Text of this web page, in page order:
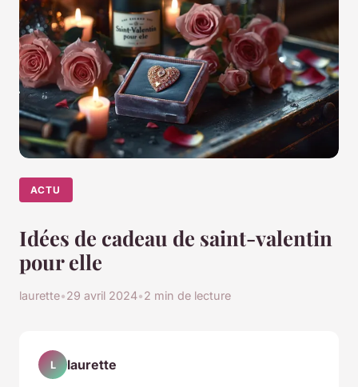
ACTU
Idées de cadeau de saint-valentin
pour elle
laurette•29 avril 2024•2 min de lecture
L laurette